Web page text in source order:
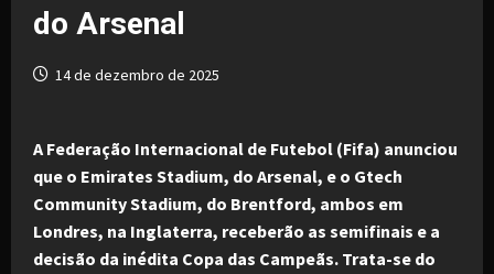
do Arsenal
14 de dezembro de 2025
A Federação Internacional de Futebol (Fifa) anunciou
que o Emirates Stadium, do Arsenal, e o Gtech
Community Stadium, do Brentford, ambos em
Londres, na Inglaterra, receberão as semifinais e a
decisão da inédita Copa das Campeãs. Trata-se do